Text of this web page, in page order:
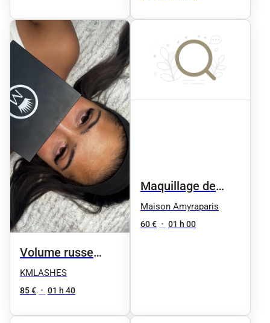
Volume russe
intense
KMLASHES
85 € • 01 h 40
Maquillage de
Jour
Maison Amyraparis
60 € • 01 h 00